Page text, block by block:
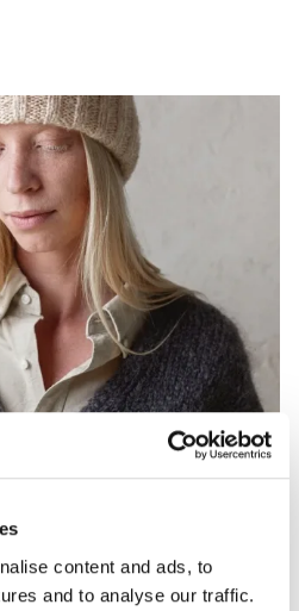
content and ads, to
and to analyse our traffic.